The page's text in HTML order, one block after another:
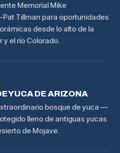
Memorial Mike
Tillman para oportunidades
desde lo alto de la
y el río Colorado.
YUCA DE ARIZONA
bosque de yuca —
lleno de antiguas yucas
de Mojave.